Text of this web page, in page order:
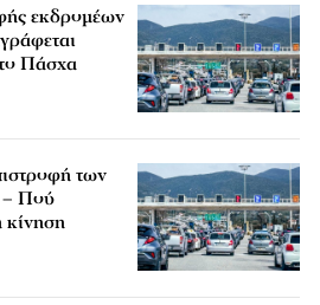
εκδρομέων
Πάσχα
των
– Πού
κίνηση